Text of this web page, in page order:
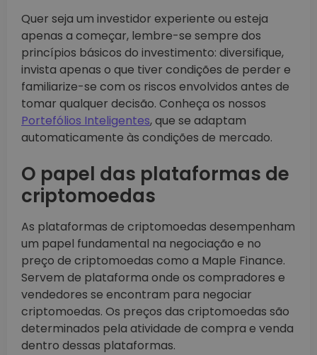
Quer seja um investidor experiente ou esteja
apenas a começar, lembre-se sempre dos
princípios básicos do investimento: diversifique,
invista apenas o que tiver condições de perder e
familiarize-se com os riscos envolvidos antes de
tomar qualquer decisão. Conheça os nossos
Portefólios Inteligentes, que se adaptam
automaticamente às condições de mercado.
O papel das plataformas de
criptomoedas
As plataformas de criptomoedas desempenham
um papel fundamental na negociação e no
preço de criptomoedas como a Maple Finance.
Servem de plataforma onde os compradores e
vendedores se encontram para negociar
criptomoedas. Os preços das criptomoedas são
determinados pela atividade de compra e venda
dentro dessas plataformas.